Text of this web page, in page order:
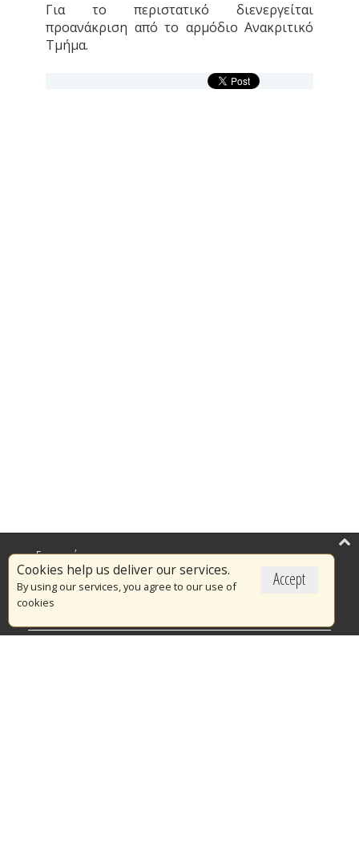
Για το περιστατικό διενεργείται
προανάκριση από το αρμόδιο Ανακριτικό
Τμήμα.
Accept
Cookies help us deliver our services.
By using our services, you agree to our use of
cookies
Επικαιρότητα
Το Πυροσβεστικό Σώμα